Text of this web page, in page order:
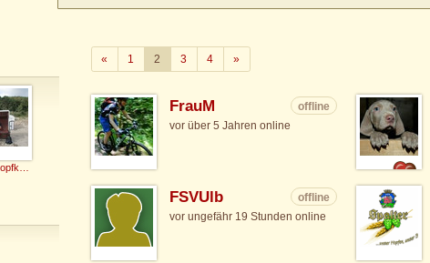
« Zurück
1 2 3 4 »Weiter
FrauM
offline
vor über 5 Jahren online
FSVUlb
offline
vor ungefähr 19 Stunden online